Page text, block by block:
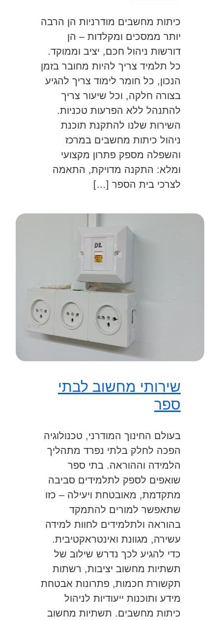
כיתות מחשבים מודרניות הן הרבה
יותר ממסכים ומקלדות – הן
דורשות ניהול חכם, יציב וממוקד.
כל תלמיד צריך להיות מחובר בזמן
הנכון, כל חומר לימוד צריך להגיע
בצורה חלקה, וכל שיעור צריך
להתנהל ללא הפרעות טכניות.
השירות שלנו להתקנת תוכנת
ניהול כיתות מחשבים במרכז
והשפלה מספק פתרון מקצועי
ומלא: התקנה מדויקת, התאמה
לצרכי בית הספר […]
שירותי מחשוב לבתי
ספר
בעולם החינוך המודרני, טכנולוגיה
הפכה לחלק בלתי נפרד מתהליך
הלמידה וההוראה. בתי ספר
שואפים לספק לתלמידים סביבה
מתקדמת, מאובטחת ויעילה – כזו
שתאפשר למורים להתמקד
בהוראה ולתלמידים לחוות למידה
עשירה, מגוונת ואינטראקטיבית.
כדי להגיע לכך נדרש שילוב של
תשתיות מחשוב יציבות, רשתות
תקשורת חכמות, פתרונות אבטחת
מידע ותוכנות ייעודיות לניהול
כיתות מחשבים. תשתיות מחשוב